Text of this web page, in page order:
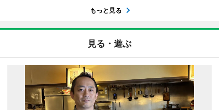
もっと見る
見る・遊ぶ